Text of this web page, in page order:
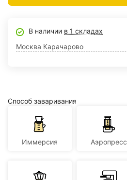
В наличии в 1 складах
Москва Карачарово
Способ заваривания
Иммерсия Аэропресс